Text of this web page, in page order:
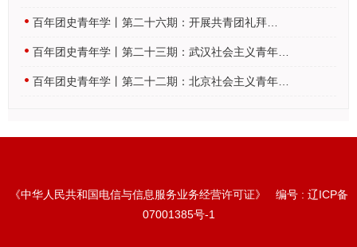
百年团史青年学丨第二十六期：​开展共青团礼拜…
百年团史青年学丨第二十三期：武汉社会主义青年…
百年团史青年学丨第二十二期：北京社会主义青年…
《中华人民共和国电信与信息服务业务经营许可证》 编号 : 辽ICP备
07001385号-1